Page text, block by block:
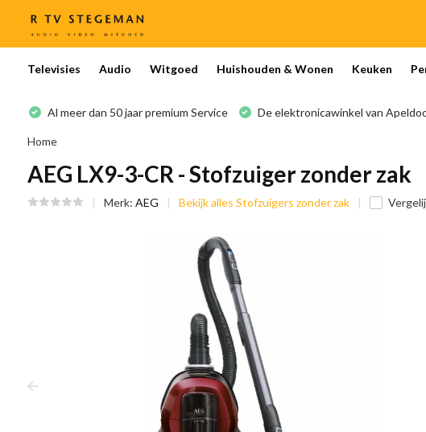
Televisies Audio Witgoed Huishouden & Wonen Keuken
Al meer dan 50 jaar premium Service De elektronicawinkel van
Home
AEG LX9-3-CR - Stofzuiger zonder zak
Merk: AEG Bekijk alles Stofzuigers zonder zak